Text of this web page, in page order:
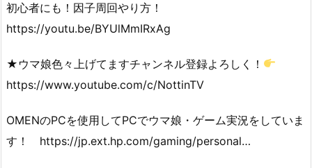
初心者にも！因子周回やり方！
https://youtu.be/BYUlMmIRxAg
★ウマ娘色々上げてますチャンネル登録よろしく！
https://www.youtube.com/c/NottinTV
OMENのPCを使用してPCでウマ娘・ゲーム実況をしていま
す！ https://jp.ext.hp.com/gaming/personal…